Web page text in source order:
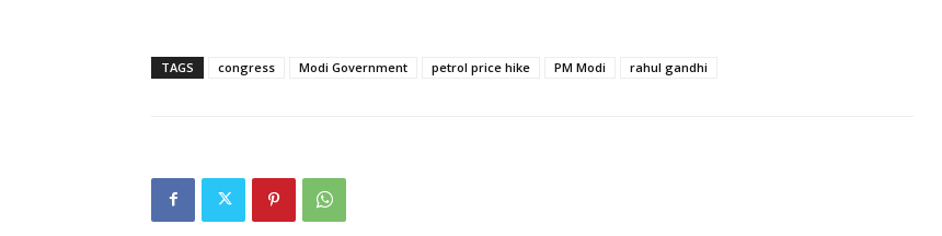
TAGS congress Modi Government petrol price hike PM Modi rahul gandhi